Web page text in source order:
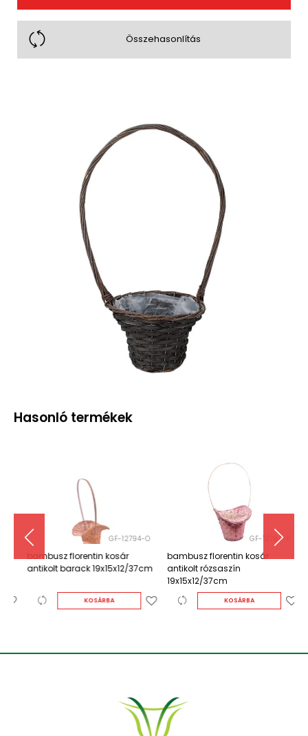
Összehasonlítás
Hasonló termékek
GF-12794-O
bambusz florentin kosár
antikolt barack 19x15x12/37cm
KOSÁRBA
GF-12794-P
bambusz florentin kosár
antikolt rózsaszín
19x15x12/37cm
KOSÁRBA